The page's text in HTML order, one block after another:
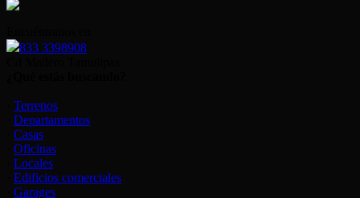
833 3398908
Terrenos
Departamentos
Casas
Oficinas
Locales
Edificios comerciales
Garages